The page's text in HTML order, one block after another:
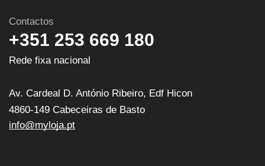
Contactos
+351 253 669 180
Rede fixa nacional
Av. Cardeal D. António Ribeiro, Edf Hicon
4860-149 Cabeceiras de Basto
info@myloja.pt